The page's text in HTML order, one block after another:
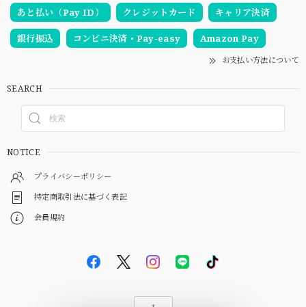
あと払い（Pay ID）
クレジットカード キャリア決済
銀行振込 コンビニ決済・Pay-easy Amazon Pay
お支払い方法について
SEARCH
NOTICE
プライバシーポリシー
特定商取引法に基づく表記
会員規約